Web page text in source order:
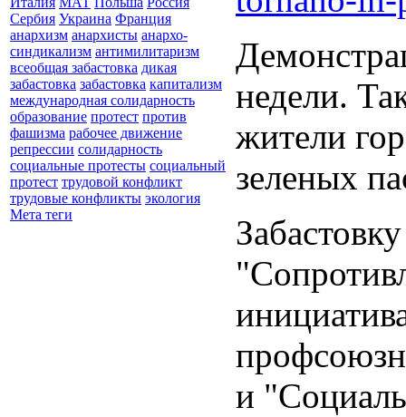
Сербия Украина Франция
анархизм анархисты анархо-
синдикализм антимилитаризм
всеобщая забастовка дикая
забастовка забастовка капитализм
международная солидарность
образование протест против
фашизма рабочее движение
репрессии солидарность
социальные протесты социальный
протест трудовой конфликт
трудовые конфликты экология
Мета теги
недели.
жители
зеленых
и